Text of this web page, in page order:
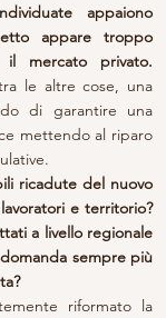
appaiono
appare troppo
le altre cose, una
di garantire una
mettendo al riparo
ricadute del nuovo
e territorio?
a livello regionale
sempre più
riformato la